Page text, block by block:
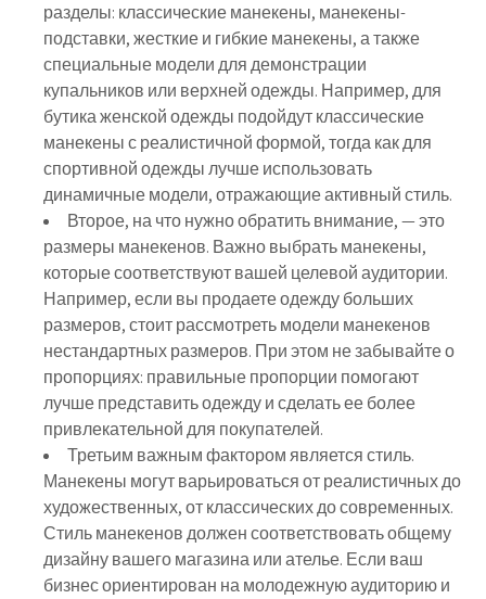
разделы: классические манекены, манекены-
подставки, жесткие и гибкие манекены, а также
специальные модели для демонстрации
купальников или верхней одежды. Например, для
бутика женской одежды подойдут классические
манекены с реалистичной формой, тогда как для
спортивной одежды лучше использовать
динамичные модели, отражающие активный стиль.
Второе, на что нужно обратить внимание, — это
размеры манекенов. Важно выбрать манекены,
которые соответствуют вашей целевой аудитории.
Например, если вы продаете одежду больших
размеров, стоит рассмотреть модели манекенов
нестандартных размеров. При этом не забывайте о
пропорциях: правильные пропорции помогают
лучше представить одежду и сделать ее более
привлекательной для покупателей.
Третьим важным фактором является стиль.
Манекены могут варьироваться от реалистичных до
художественных, от классических до современных.
Стиль манекенов должен соответствовать общему
дизайну вашего магазина или ателье. Если ваш
бизнес ориентирован на молодежную аудиторию и